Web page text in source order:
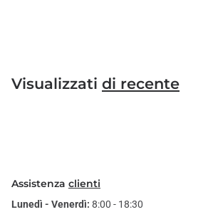
Visualizzati di recente
Assistenza clienti
Lunedì - Venerdì: 8:00 - 18:30